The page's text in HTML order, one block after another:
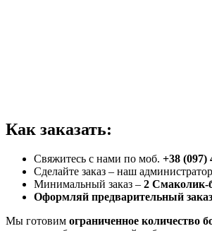
Как заказать:
Свяжитесь с нами по моб. +38 (097)
Сделайте заказ – наш
Минимальный заказ – 2 Смаколик-
Оформляй предварительный заказ
Мы готовим ограниченное количество